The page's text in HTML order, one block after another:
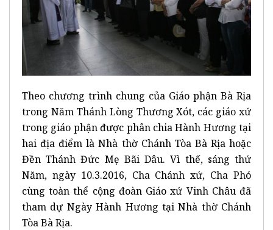
Theo chương trình chung của Giáo phận Bà Rịa
trong Năm Thánh Lòng Thương Xót, các giáo xứ
trong giáo phận được phân chia Hành Hương tại
hai địa điểm là Nhà thờ Chánh Tòa Bà Rịa hoặc
Đền Thánh Đức Mẹ Bãi Dâu. Vì thế, sáng thứ
Năm, ngày 10.3.2016, Cha Chánh xứ, Cha Phó
cùng toàn thể cộng đoàn Giáo xứ Vinh Châu đã
tham dự Ngày Hành Hương tại Nhà thờ Chánh
Tòa Bà Rịa.